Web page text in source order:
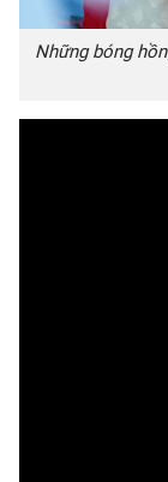
Những bóng